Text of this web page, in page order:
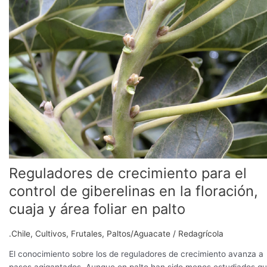
Reguladores de crecimiento para el
control de giberelinas en la floración,
cuaja y área foliar en palto
.Chile, Cultivos, Frutales, Paltos/Aguacate / Redagrícola
El conocimiento sobre los de reguladores de crecimiento avanza a
para
el
control
giberelinas
en
la
floración,
cuaja
y
área
foliar
en
palto